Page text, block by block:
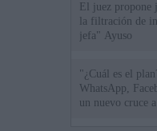
El juez propone
la filtración de
jefa" Ayuso
"¿Cuál es el
WhatsApp,
un nuevo cruce